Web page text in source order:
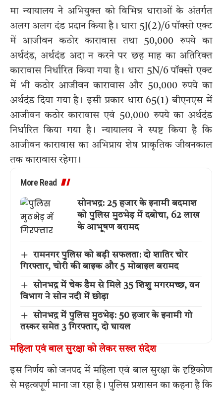
मा न्यायालय ने अभियुक्त को विभिन्न धाराओं के अंतर्गत
अलग अलग दंड प्रदान किया है। धारा 5J(2)/6 पॉक्सो एक्ट
में आजीवन कठोर कारावास तथा 50,000 रुपये का
अर्थदंड, अर्थदंड अदा न करने पर छह माह का अतिरिक्त
कारावास निर्धारित किया गया है। धारा 5N/6 पॉक्सो एक्ट
में भी कठोर आजीवन कारावास और 50,000 रुपये का
अर्थदंड दिया गया है। इसी प्रकार धारा 65(1) बीएनएस में
आजीवन कठोर कारावास एवं 50,000 रुपये का अर्थदंड
निर्धारित किया गया है। न्यायालय ने स्पष्ट किया है कि
आजीवन कारावास का अभिप्राय शेष प्राकृतिक जीवनकाल
तक कारावास रहेगा।
More Read
सोनभद्र: 25 हजार के इनामी बदमाश
को पुलिस मुठभेड़ में दबोचा, 62 लाख
के आभूषण बरामद
रामनगर पुलिस को बड़ी सफलता: दो शातिर चोर
गिरफ्तार, चोरी की बाइक और 5 मोबाइल बरामद
सोनभद्र में चेक डैम से मिले 35 शिशु मगरमच्छ, वन
विभाग ने सोन नदी में छोड़ा
सोनभद्र में पुलिस मुठभेड़: 50 हजार के इनामी गो
तस्कर समेत 3 गिरफ्तार, दो घायल
महिला एवं बाल सुरक्षा को लेकर सख्त संदेश
इस निर्णय को जनपद में महिला एवं बाल सुरक्षा के दृष्टिकोण
से महत्वपूर्ण माना जा रहा है। पुलिस प्रशासन का कहना है कि